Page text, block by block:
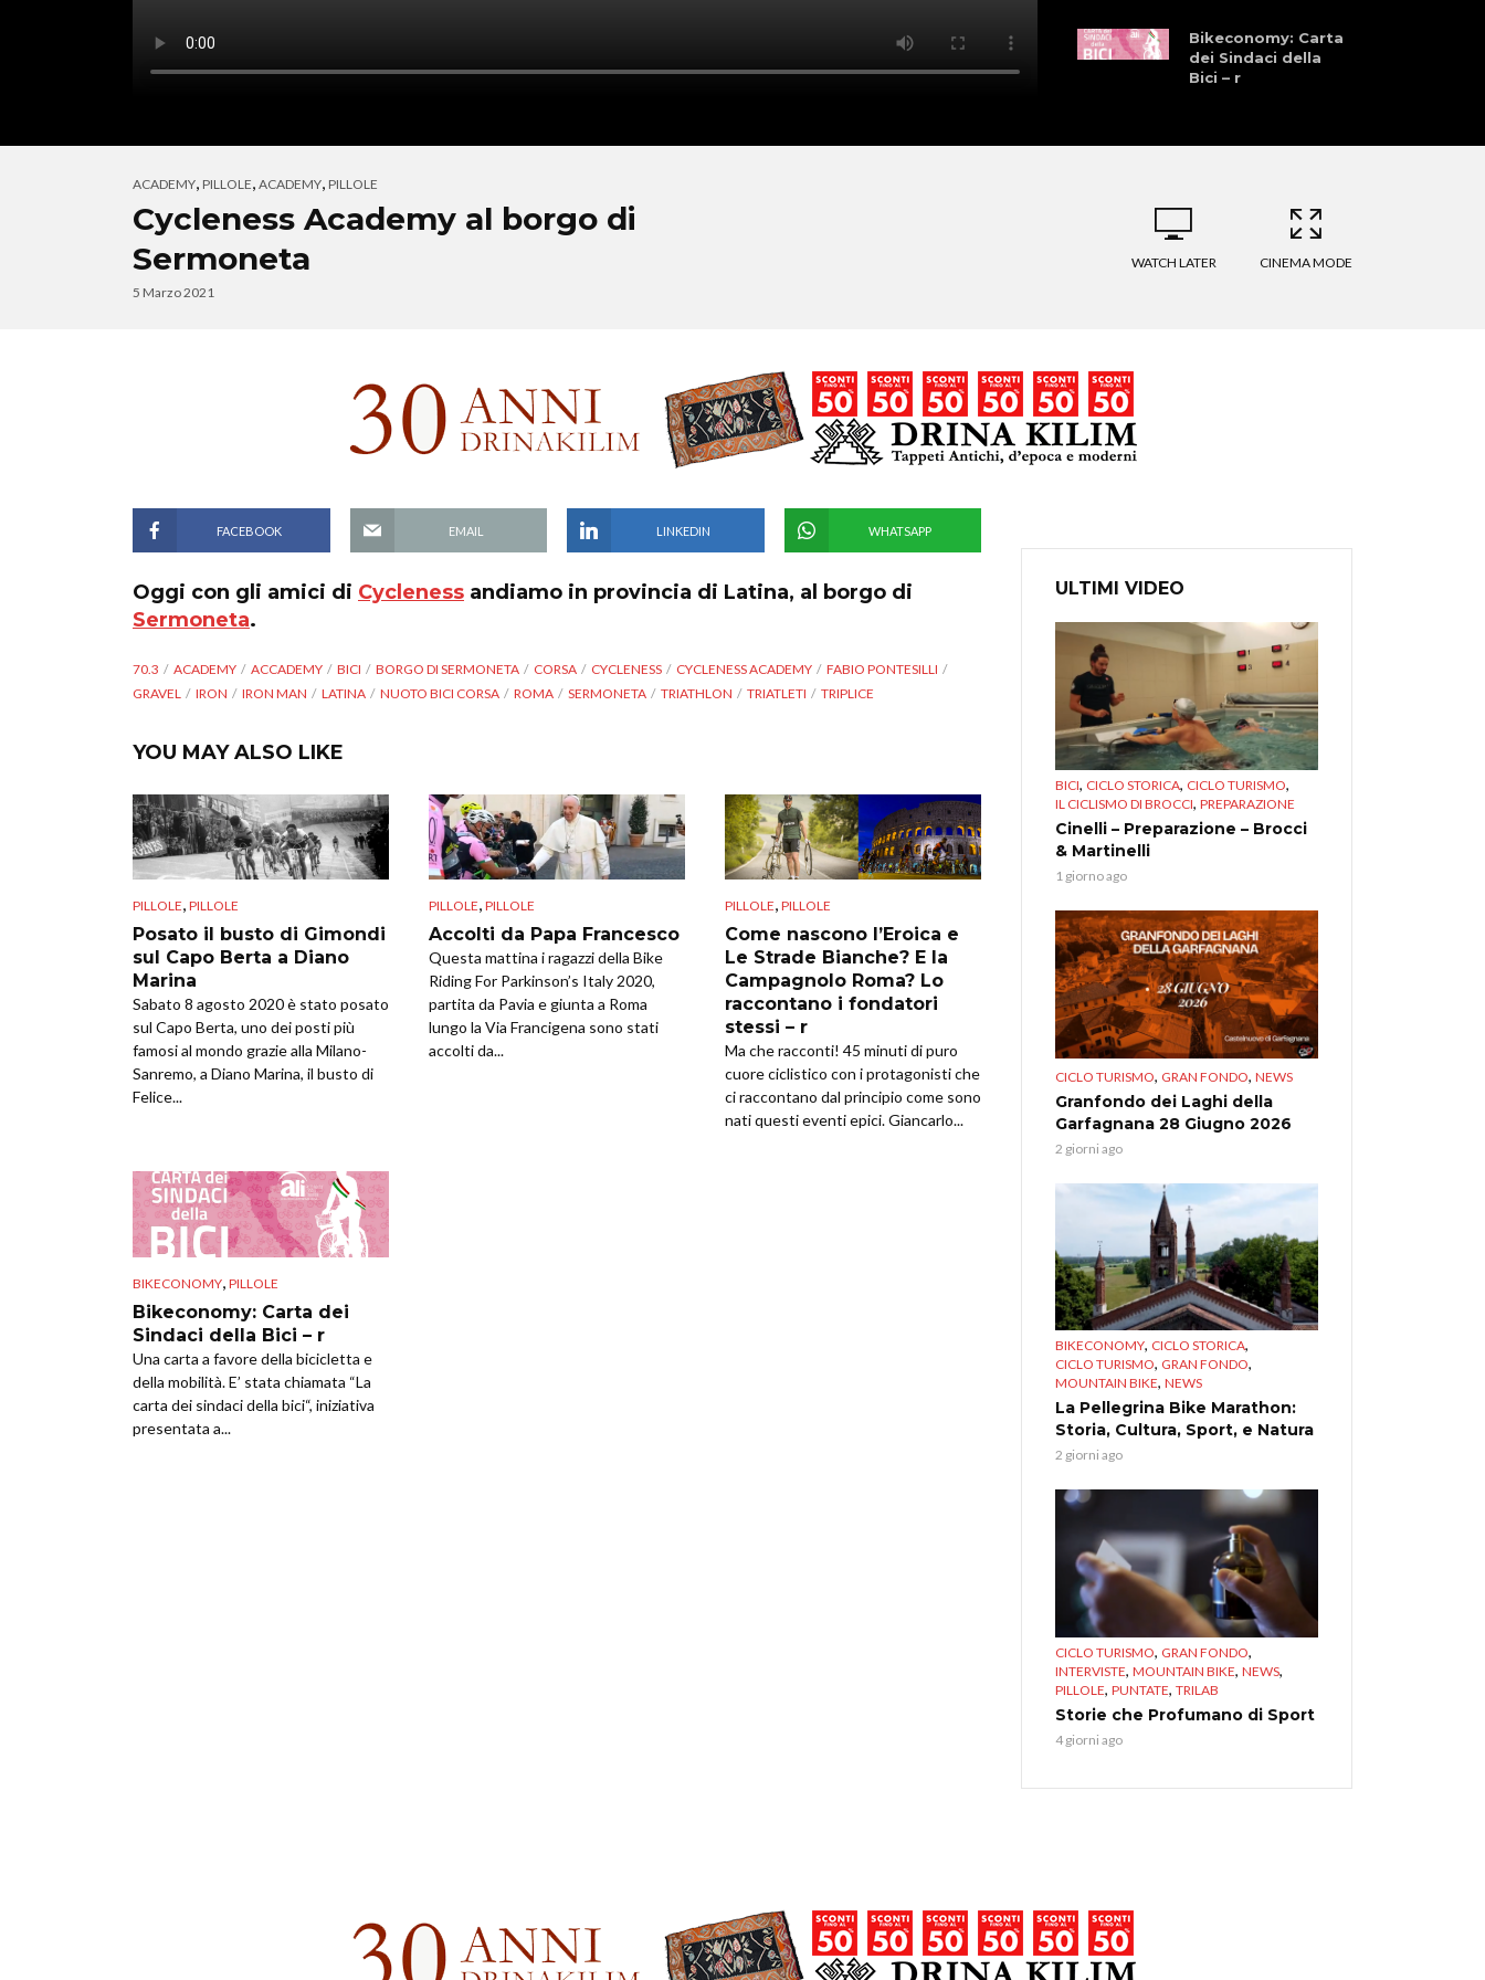
Bikeconomy: Carta
dei Sindaci della
Bici – r
Granfondo:
Tafi sulla sua
ACADEMY, PILLOLE, ACADEMY, PILLOLE
Cycleness Academy al borgo di
Sermoneta
5 Marzo 2021
WATCH LATER CINEMA MODE
FACEBOOK EMAIL LINKEDIN WHATSAPP
Oggi con gli amici di Cycleness andiamo in provincia di Latina, al borgo di
Sermoneta.
70.3 ACADEMY ACCADEMY BICI BORGO DI SERMONETA CORSA CYCLENESS CYCLENESS ACADEMY
FABIO PONTESILLI
GRAVEL
IRON IRON MAN LATINA NUOTO BICI CORSA ROMA SERMONETA TRIATHLON TRIATLETI TRIPLICE
YOU MAY ALSO LIKE
PILLOLE, PILLOLE
Posato il busto di Gimondi
sul Capo Berta a Diano
Marina
Sabato 8 agosto 2020 è stato posato
sul Capo Berta, uno dei posti più
famosi al mondo grazie alla Milano-
Sanremo, a Diano Marina, il busto di
Felice...
PILLOLE, PILLOLE
Accolti da Papa Francesco
Questa mattina i ragazzi della Bike
Riding For Parkinson’s Italy 2020,
partita da Pavia e giunta a Roma
lungo la Via Francigena sono stati
accolti da...
PILLOLE, PILLOLE
Come nascono l’Eroica e
Le Strade Bianche? E la
Campagnolo Roma? Lo
raccontano i fondatori
stessi – r
Ma che racconti! 45 minuti di puro
cuore ciclistico con i protagonisti che
ci raccontano dal principio come sono
nati questi eventi epici. Giancarlo...
BIKECONOMY PILLOLE
Bikeconomy: Carta dei
Sindaci della Bici – r
Una carta a favore della bicicletta e
della mobilità. E’ stata chiamata “La
carta dei sindaci della bici“, iniziativa
presentata a...
ULTIMI VIDEO
BICI, CICLO STORICA, CICLO TURISMO,
IL CICLISMO DI BROCCI, PREPARAZIONE
Cinelli – Preparazione – Brocci
& Martinelli
1 giorno ago
CICLO TURISMO, GRAN FONDO, NEWS
Granfondo dei Laghi della
Garfagnana 28 Giugno 2026
2 giorni ago
BIKECONOMY, CICLO STORICA,
CICLO TURISMO, GRAN FONDO,
MOUNTAIN BIKE, NEWS
La Pellegrina Bike Marathon:
Storia, Cultura, Sport, e Natura
2 giorni ago
CICLO TURISMO, GRAN FONDO,
INTERVISTE, MOUNTAIN BIKE, NEWS,
PILLOLE, PUNTATE, TRILAB
Storie che Profumano di Sport
4 giorni ago